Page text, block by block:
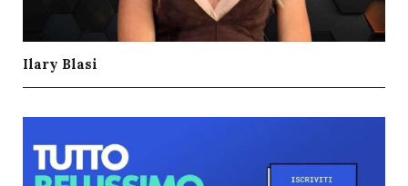
Ilary Blasi